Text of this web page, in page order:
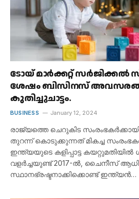
ടോയ് മാർക്കറ്റ് സർജിക്കൽ
ശേഷം ബിസിനസ്
കുതിച്ചുചാട്ടം.
BUSINESS January 12, 2024
രാജ്യത്തെ ചെറുകിട സംരംഭകർക്കായി
തുറന്ന് കൊടുക്കുന്നത് മികച്ച
ഇന്ത്യയുടെ കളിപ്പാട്ട കയറ്റുമതിയിൽ
വളർച്ചയുണ്ട് 2017-ൽ, ചൈനീസ്
സ്ഥാനഭ്രഷ്ടനാക്കിക്കൊണ്ട് ഇന്ത്യൻ…